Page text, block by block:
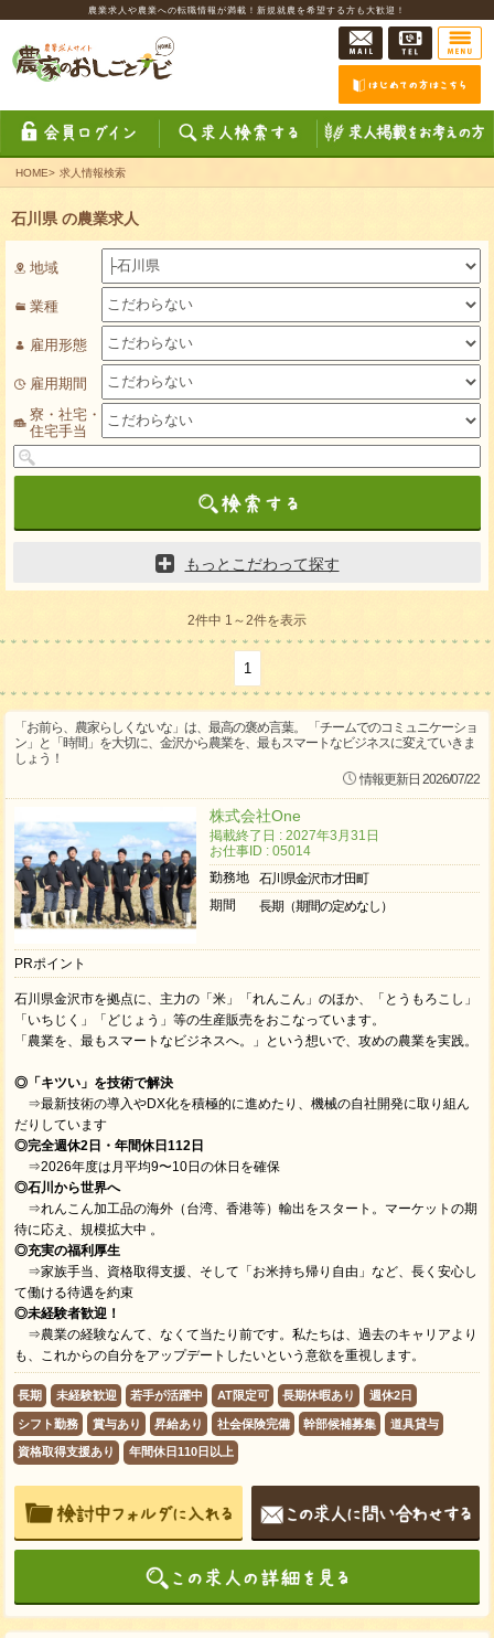
農業求人や農業への転職情報が満載！新規就農を希望する方も大歓迎！
HOME> 求人情報検索
石川県 の農業求人
地域
業種
雇用形態
雇用期間
寮・社宅・
住宅手当
もっとこだわって探す
2件中 1～2件を表示
1
「お前ら、農家らしくないな」は、最高の褒め言葉。 「チームでのコミュニケーショ
ン」と「時間」を大切に、金沢から農業を、最もスマートなビジネスに変えていきま
しょう！
情報更新日 2026/07/22
株式会社One
掲載終了日 : 2027年3月31日
お仕事ID : 05014
勤務地
石川県金沢市才田町
期間
長期（期間の定めなし）
PRポイント
石川県金沢市を拠点に、主力の「米」「れんこん」のほか、「とうもろこし」
「いちじく」「どじょう」等の生産販売をおこなっています。
「農業を、最もスマートなビジネスへ。」という想いで、攻めの農業を実践。
◎「キツい」を技術で解決
⇒最新技術の導入やDX化を積極的に進めたり、機械の自社開発に取り組ん
だりしています
◎完全週休2日・年間休日112日
⇒2026年度は月平均9〜10日の休日を確保
◎石川から世界へ
⇒れんこん加工品の海外（台湾、香港等）輸出をスタート。マーケットの期
待に応え、規模拡大中 。
◎充実の福利厚生
⇒家族手当、資格取得支援、そして「お米持ち帰り自由」など、長く安心し
て働ける待遇を約束
◎未経験者歓迎！
⇒農業の経験なんて、なくて当たり前です。私たちは、過去のキャリアより
も、これからの自分をアップデートしたいという意欲を重視します。
長期 未経験歓迎 若手が活躍中 AT限定可 長期休暇あり 週休2日
シフト勤務 賞与あり 昇給あり 社会保険完備 幹部候補募集 道具貸与
資格取得支援あり 年間休日110日以上